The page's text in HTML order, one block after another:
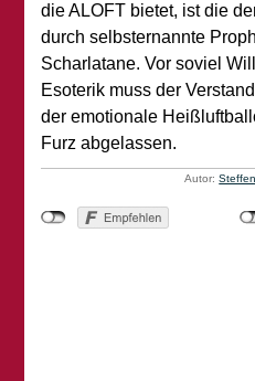
die ALOFT bietet, ist die
durch selbsternannte
Scharlatane. Vor soviel
Esoterik muss der
der emotionale
Furz abgelassen.
Autor: